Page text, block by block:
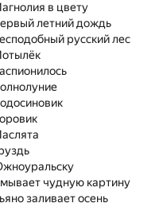
в цвету
летний дождь
русский лес
чудную картину
заливает осень